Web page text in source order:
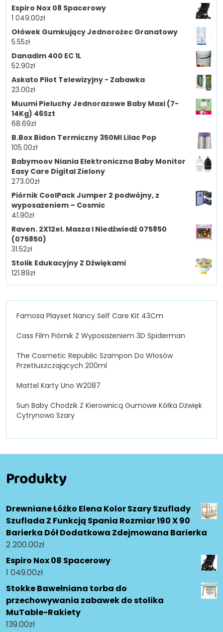
Espiro Nox 08 Spacerowy
1 049.00zł
Ołówek Gumkujący Jednorożec Granatowy
5.55zł
Danadim 400 EC 1L
52.90zł
Askato Pilot Telewizyjny - Zabawka
23.00zł
Muumi Pieluchy Jednorazowe Baby Maxi (7-
14Kg) 46Szt
68.69zł
B.Box Bidon Termiczny 350Ml Lilac Pop
105.00zł
Babymoov Niania Elektroniczna Baby Monitor
Easy Care Digital Zielony
273.00zł
Piórnik CoolPack Jumper 2 podwójny, z
wyposażeniem – Cosmic
41.90zł
Raven. 2X12el. Masza I Niedźwiedź 075850
(075850)
31.52zł
Stolik Edukacyjny Z Dźwiękami
121.89zł
Famosa Playset Nancy Self Care Kit 43Cm
Cass Film Piórnik Z Wyposażeniem 3D Spiderman
The Cosmetic Republic Szampon Do Włosów
Przetłuszczających 200ml
Mattel Karty Uno W2087
Sun Baby Chodzik Z Kierownicą Gumowe Kółka Dżwięk
Cytrynowo Szary
Produkty
Drewniane Łóżko Elena Kolor Szary Szuflady
Szuflada Z Funkcją Spania Rozmiar 190 X 90
Barierka Dół Dodatkowa Zdejmowana Barierka
2 200.00zł
Espiro Nox 08 Spacerowy
1 049.00zł
Stokke Bawełniana torba do
przechowywania zabawek do stolika
MuTable-Rakiety
139.00zł